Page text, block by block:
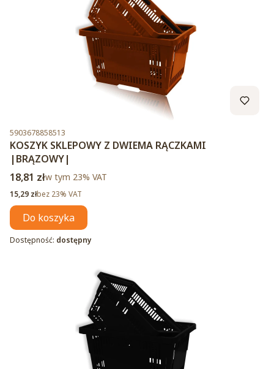
Kod produktu
5903678858513
KOSZYK SKLEPOWY Z DWIEMA RĄCZKAMI
|BRĄZOWY|
Cena brutto
18,81 złw tym %s VAT
w tym 23% VAT
Cena netto
15,29 złbez 23% VAT
Do koszyka
Dostępność: dostępny